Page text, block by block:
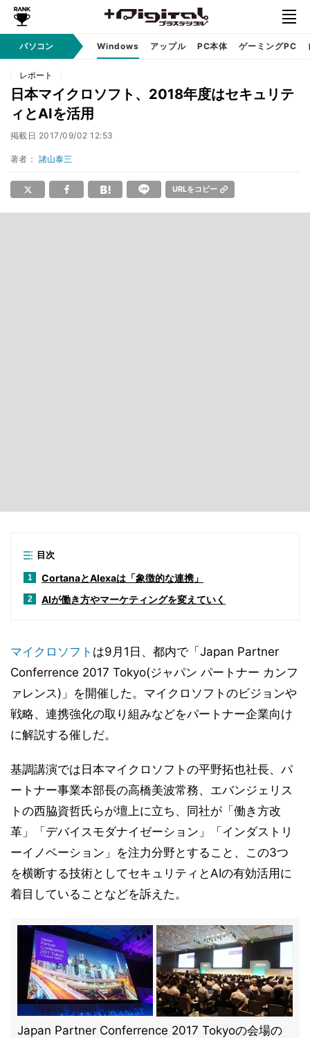
パソコン Windows アップル PC本体 ゲーミングPC
レポート
日本マイクロソフト、2018年度はセキュリテ
ィとAIを活用
掲載日 2017/09/02 12:53
著者： 諸山泰三
URLをコピー
目次
1 CortanaとAlexaは「象徴的な連携」
2 AIが働き方やマーケティングを変えていく
マイクロソフト は9月1日、都内で「Japan Partner
Conferrence 2017 Tokyo(ジャパン パートナー カンフ
ァレンス)」を開催した。マイクロソフトのビジョンや
戦略、連携強化の取り組みなどをパートナー企業向け
に解説する催しだ。
基調講演では日本マイクロソフトの平野拓也社長、パ
ートナー事業本部長の高橋美波常務、エバンジェリス
トの西脇資哲氏らが壇上に立ち、同社が「働き方改
革」「デバイスモダナイゼーション」「インダストリ
ーイノベーション」を注力分野とすること、この3つ
を横断する技術としてセキュリティとAIの有効活用に
着目していることなどを訴えた。
Japan Partner Conferrence 2017 Tokyoの会場の